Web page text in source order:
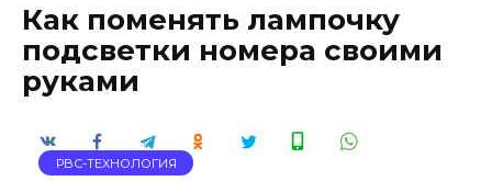
Как поменять лампочку
подсветки номера своими
руками
РВС-ТЕХНОЛОГИЯ